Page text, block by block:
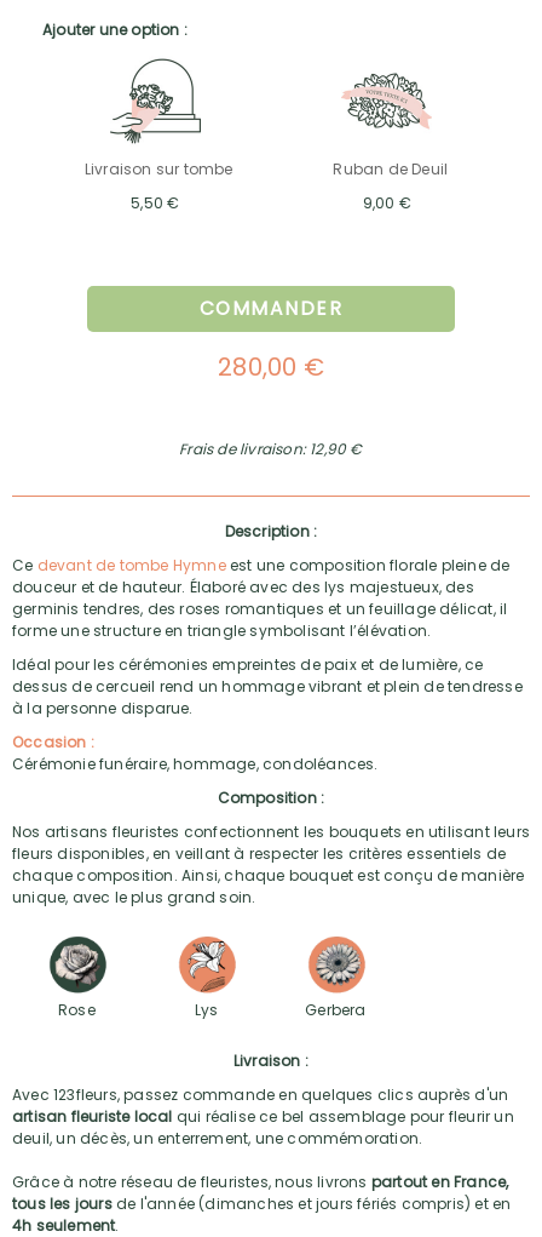
Ajouter une option :
Livraison sur tombe
5,50 €
Ruban de Deuil
9,00 €
COMMANDER
280,00 €
Frais de livraison: 12,90 €
Description :
Ce devant de tombe Hymneest une composition florale pleine de
douceur et de hauteur. Élaboré avec des lys majestueux, des
germinis tendres, des roses romantiques et un feuillage délicat, il
forme une structure en triangle symbolisant l’élévation.
Idéal pour les cérémonies empreintes de paix et de lumière, ce
dessus de cercueil rend un hommage vibrant et plein de tendresse
à la personne disparue.
Occasion :
Cérémonie funéraire, hommage, condoléances.
Composition :
Nos artisans fleuristes confectionnent les bouquets en utilisant leurs
fleurs disponibles, en veillant à respecter les critères essentiels de
chaque composition. Ainsi, chaque bouquet est conçu de manière
unique, avec le plus grand soin.
Rose Lys Gerbera
Livraison :
Avec 123fleurs, passez commande en quelques clics auprès d'un
artisan fleuriste local qui réalise ce bel assemblage pour fleurir un
deuil, un décès, un enterrement, une commémoration.
Grâce à notre réseau de fleuristes, nous livrons partout en France,
tous les joursde l'année (dimanches et jours fériés compris) et en
4h seulement.